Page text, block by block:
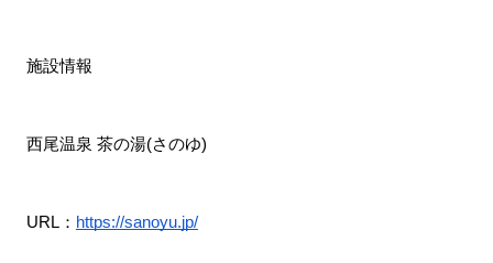
施設情報
西尾温泉 茶の湯(さのゆ)
URL： https://sanoyu.jp/